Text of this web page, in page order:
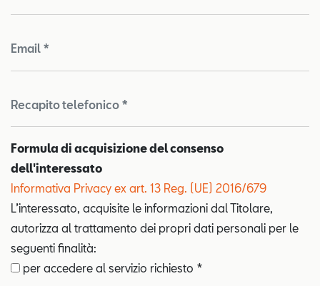
Email *
Recapito telefonico *
Formula di acquisizione del consenso
dell'interessato
Informativa Privacy ex art. 13 Reg. (UE) 2016/679
L’interessato, acquisite le informazioni dal Titolare,
autorizza al trattamento dei propri dati personali per le
seguenti finalità:
per accedere al servizio richiesto *